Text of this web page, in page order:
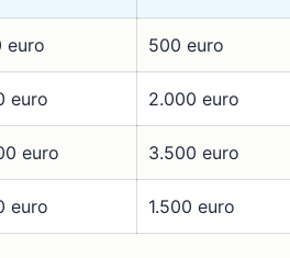
euro 500 euro
euro 2.000 euro
euro 3.500 euro
euro 1.500 euro